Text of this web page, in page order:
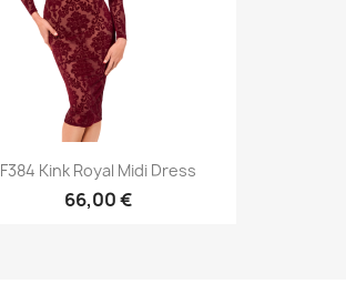
F384 Kink Royal Midi Dress
66,00 €